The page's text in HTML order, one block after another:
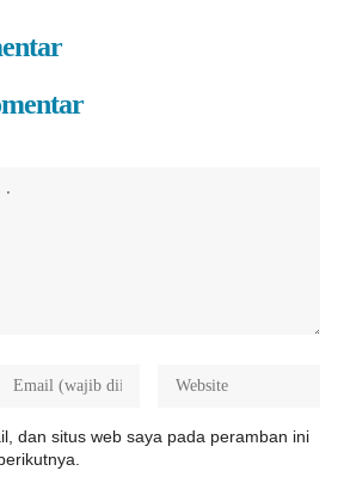
dan situs web saya pada peramban ini